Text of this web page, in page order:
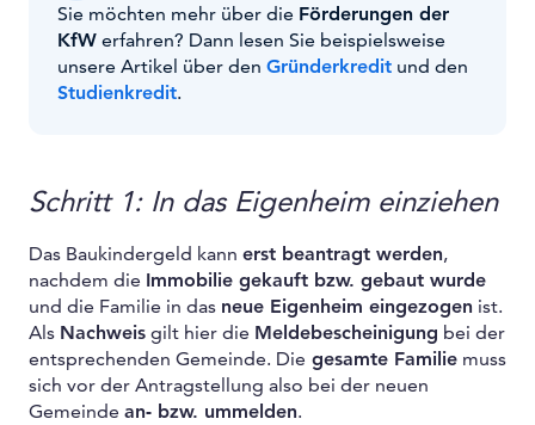
Sie möchten mehr über die Förderungen der
KfW erfahren? Dann lesen Sie beispielsweise
unsere Artikel über den Gründerkredit und den
Studienkredit.
Schritt 1: In das Eigenheim einziehen
Das Baukindergeld kann erst beantragt werden,
nachdem die Immobilie gekauft bzw. gebaut wurde
und die Familie in das neue Eigenheim eingezogen ist.
Als Nachweis gilt hier die Meldebescheinigung bei der
entsprechenden Gemeinde. Die gesamte Familie muss
sich vor der Antragstellung also bei der neuen
Gemeinde an- bzw. ummelden.